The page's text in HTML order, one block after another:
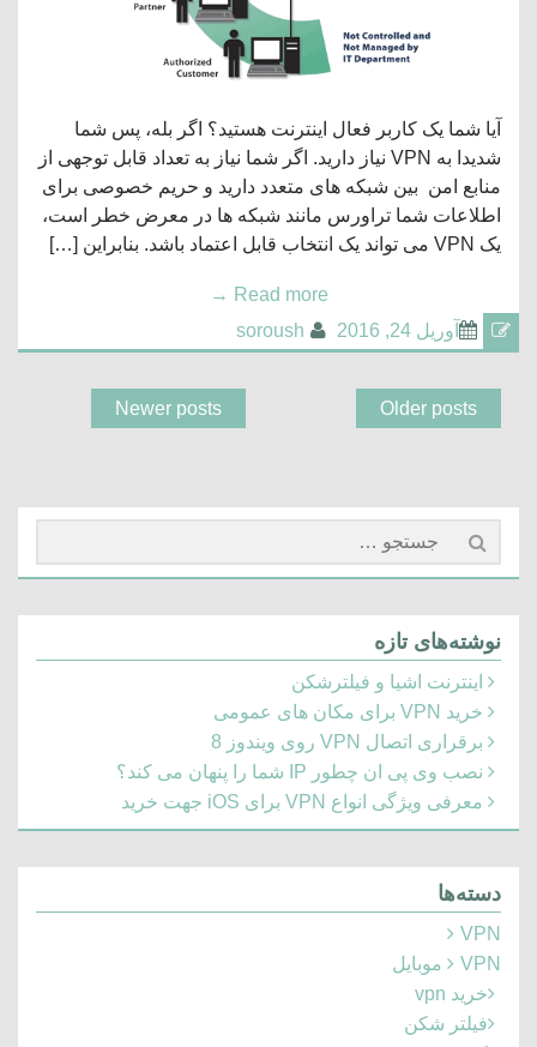
آیا شما یک کاربر فعال اینترنت هستید؟ اگر بله، پس شما
شدیدا به VPN نیاز دارید. اگر شما نیاز به تعداد قابل توجهی از
منابع امن بین شبکه های متعدد دارید و حریم خصوصی برای
اطلاعات شما تراورس مانند شبکه ها در معرض خطر است،
یک VPN می تواند یک انتخاب قابل اعتماد باشد. بنابراین […]
Read more
→
آوریل 24, 2016
soroush
Older posts
Newer posts
جستجو
برای:
نوشته‌های تازه
اینترنت اشیا و فیلترشکن
خرید VPN برای مکان های عمومی
برقراری اتصال VPN روی ویندوز 8
نصب وی پی ان چطور IP شما را پنهان می کند؟
معرفی ویژگی انواع VPN برای iOS جهت خرید
دسته‌ها
VPN
VPN موبایل
خرید vpn
فیلتر شکن